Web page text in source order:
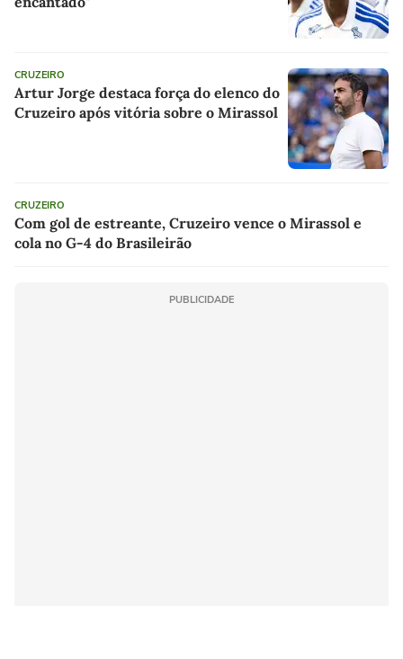
CRUZEIRO
Artur Jorge destaca força do elenco do
Cruzeiro após vitória sobre o Mirassol
CRUZEIRO
Com gol de estreante, Cruzeiro vence o Mirassol e
cola no G-4 do Brasileirão
PUBLICIDADE